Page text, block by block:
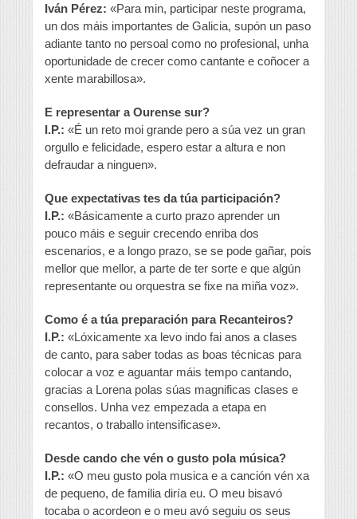
Iván Pérez: «Para min, participar neste programa,
un dos máis importantes de Galicia, supón un paso
adiante tanto no persoal como no profesional, unha
oportunidade de crecer como cantante e coñocer a
xente marabillosa».
E representar a Ourense sur?
I.P.: «É un reto moi grande pero a súa vez un gran
orgullo e felicidade, espero estar a altura e non
defraudar a ninguen».
Que expectativas tes da túa participación?
I.P.: «Básicamente a curto prazo aprender un
pouco máis e seguir crecendo enriba dos
escenarios, e a longo prazo, se se pode gañar, pois
mellor que mellor, a parte de ter sorte e que algún
representante ou orquestra se fixe na miña voz».
Como é a túa preparación para Recanteiros?
I.P.: «Lóxicamente xa levo indo fai anos a clases
de canto, para saber todas as boas técnicas para
colocar a voz e aguantar máis tempo cantando,
gracias a Lorena polas súas magnificas clases e
consellos. Unha vez empezada a etapa en
recantos, o traballo intensificase».
Desde cando che vén o gusto pola música?
I.P.: «O meu gusto pola musica e a canción vén xa
de pequeno, de familia diría eu. O meu bisavó
tocaba o acordeon e o meu avó seguiu os seus